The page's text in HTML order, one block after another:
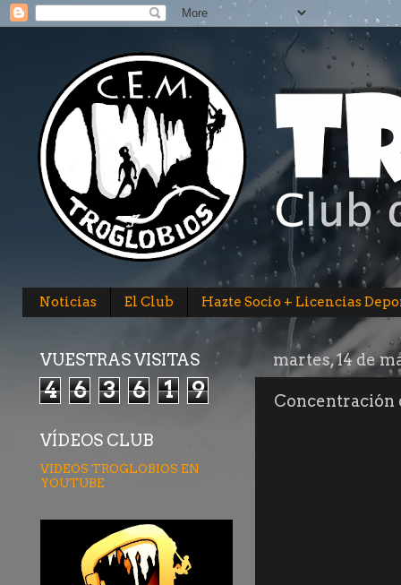
Noticias El Club Hazte Socio + Licencias
martes, 14 de
Concentración
VUESTRAS VISITAS
4 6 3 6 1 9
VÍDEOS CLUB
VIDEOS TROGLOBIOS EN
YOUTUBE